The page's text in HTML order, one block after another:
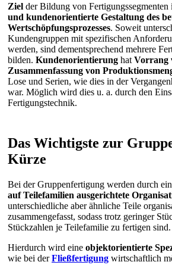
Ziel der Bildung von Fertigungssegmenten
und kundenorientierte Gestaltung des
Wertschöpfungsprozesses. Soweit
Kundengruppen mit spezifischen
werden, sind dementsprechend mehrere
bilden. Kundenorientierung hat Vorrang
Zusammenfassung von
Lose und Serien, wie dies in der
war. Möglich wird dies u. a. durch den
Fertigungstechnik.
Das Wichtigste zur
Kürze
Bei der Gruppenfertigung werden durch
auf Teilefamilien ausgerichtete
unterschiedliche aber ähnliche Teile
zusammengefasst, sodass trotz geringer
Stückzahlen je Teilefamilie zu fertigen sind.
Hierdurch wird eine objektorientierte
wie bei derFließfertigung wirtschaftlich